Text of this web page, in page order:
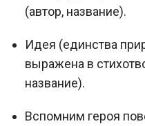
(автор, название).
Идея (единства
выражена в
название).
Вспомним героя